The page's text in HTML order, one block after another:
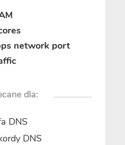
network port
dla:
DNS
DNS